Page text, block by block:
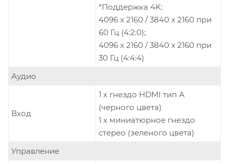
*Поддержка 4K:
4096 x 2160 / 3840 x 2160 при
60 Гц (4:2:0);
4096 x 2160 / 3840 x 2160 при
30 Гц (4:4:4)
Аудио
Вход
1 x гнездо HDMI тип А
(черного цвета)
1 x миниатюрное гнездо
стерео (зеленого цвета)
Управление